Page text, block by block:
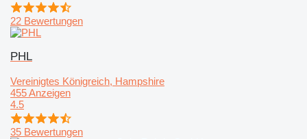
22 Bewertungen
PHL
Vereinigtes Königreich, Hampshire
455 Anzeigen
4.5
35 Bewertungen